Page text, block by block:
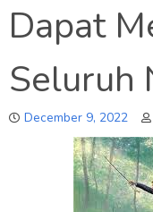
Dapat
Seluruh
December 9, 2022